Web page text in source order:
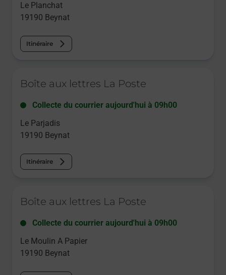
Le Planchat
19190 Beynat
Itinéraire
Boîte aux lettres La Poste
Collecte du courrier aujourd'hui à 09h00
Le Parjadis
19190 Beynat
Itinéraire
Boîte aux lettres La Poste
Collecte du courrier aujourd'hui à 09h00
Le Moulin A Papier
19190 Beynat